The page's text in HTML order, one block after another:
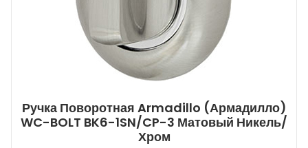
Ручка Поворотная Armadillo (Армадилло)
WC-BOLT BK6-1SN/CP-3 Матовый Никель/
Хром